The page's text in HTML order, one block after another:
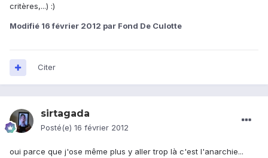
critères,...) :)
Modifié 16 février 2012 par Fond De Culotte
Citer
sirtagada
Posté(e) 16 février 2012
oui parce que j'ose même plus y aller trop là c'est l'anarchie...